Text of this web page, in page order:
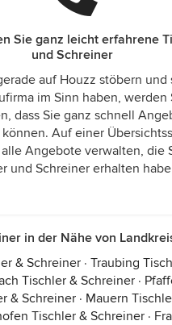
Sie ganz leicht erfahrene
und Schreiner
auf Houzz stöbern und
im Sinn haben, werden
dass Sie ganz schnell
Auf einer
Angebote verwalten, die
und Schreiner erhalten
in der Nähe von
& Schreiner · Traubing
Tischler & Schreiner ·
& Schreiner · Mauern
Tischler & Schreiner ·